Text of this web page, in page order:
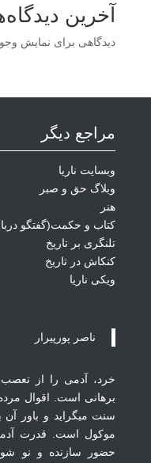
آخرین
دیدگاهی برای نمایش
مراجع دیگر
وبسایت ناریا
وبلاگ حق و صبر
هنر
کتاب و حکمت(گفتگو
تلنگری بر تاریخ
کنکاش در تاریخ
ویکی ناریا
ناصر پورپیرار
خرد، آدمی‏ را از تعصب
برهانی است. اقوال
سنت می‏گراید و باور آن
موکول است. قدرت
حضور سازنده و نو